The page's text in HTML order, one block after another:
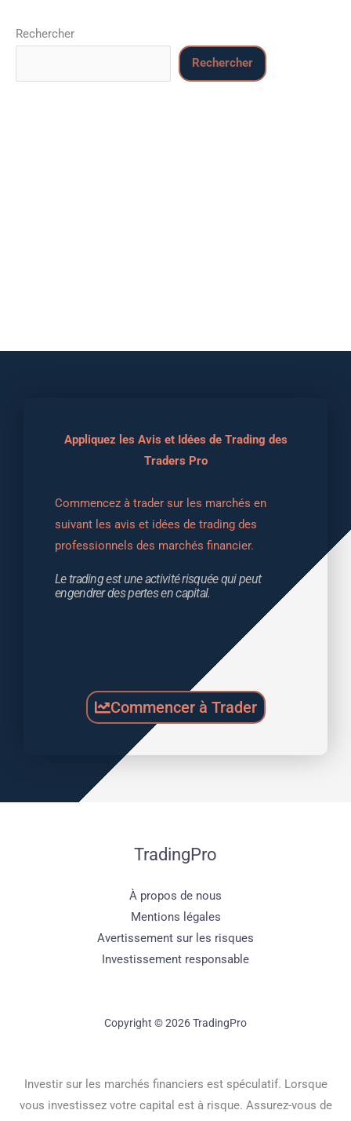
Rechercher
Rechercher
Appliquez les Avis et Idées de Trading des
Traders Pro
Commencez à trader sur les marchés en
suivant les avis et idées de trading des
professionnels des marchés financier.
Le trading est une activité risquée qui peut
engendrer des pertes en capital.
Commencer à Trader
TradingPro
À propos de nous
Mentions légales
Avertissement sur les risques
Investissement responsable
Copyright © 2026 TradingPro
Investir sur les marchés financiers est spéculatif. Lorsque
vous investissez votre capital est à risque. Assurez-vous de